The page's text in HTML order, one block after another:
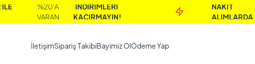
%20'A
İNDİRİMLERİ
KAÇIRMAYIN!
NAKİT
ALIMLARDA
VARAN
İletişimSipariş TakibiBayimiz OlÖdeme Yap